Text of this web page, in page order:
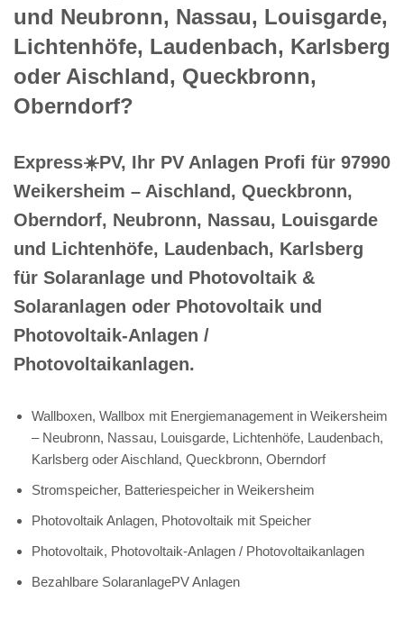
und Neubronn, Nassau, Louisgarde,
Lichtenhöfe, Laudenbach, Karlsberg
oder Aischland, Queckbronn,
Oberndorf?
Express☀️PV️, Ihr PV Anlagen Profi für 97990
Weikersheim – Aischland, Queckbronn,
Oberndorf, Neubronn, Nassau, Louisgarde
und Lichtenhöfe, Laudenbach, Karlsberg
für Solaranlage und Photovoltaik &
Solaranlagen oder Photovoltaik und
Photovoltaik-Anlagen /
Photovoltaikanlagen.
Wallboxen, Wallbox mit Energiemanagement in Weikersheim
– Neubronn, Nassau, Louisgarde, Lichtenhöfe, Laudenbach,
Karlsberg oder Aischland, Queckbronn, Oberndorf
Stromspeicher, Batteriespeicher in Weikersheim
Photovoltaik Anlagen, Photovoltaik mit Speicher
Photovoltaik, Photovoltaik-Anlagen / Photovoltaikanlagen
Bezahlbare SolaranlagePV Anlagen